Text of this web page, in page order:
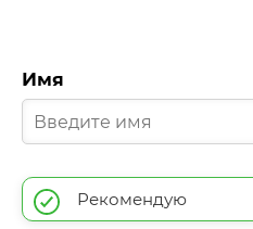
Имя
Рекомендую